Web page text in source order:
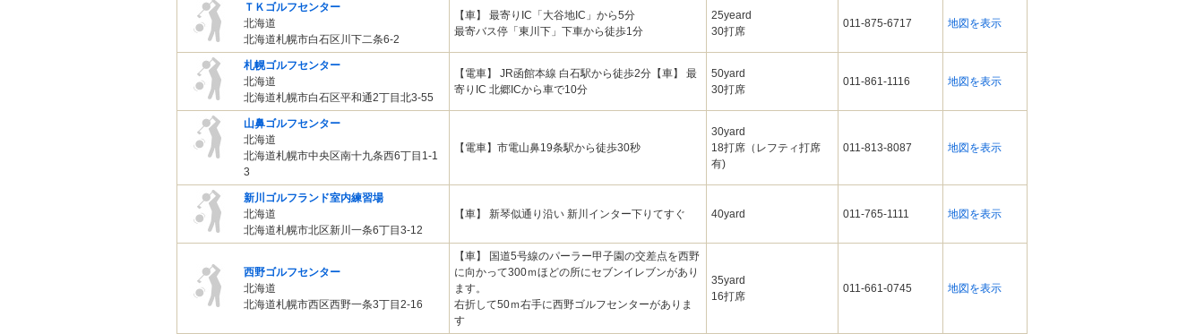
ＴＫゴルフセンター
北海道
北海道札幌市白石区川下二条6-2
【車】 最寄りIC「大谷地IC」から5分
最寄バス停「東川下」下車から徒歩1分
25yeard
30打席
011-875-6717 地図を表示
札幌ゴルフセンター
北海道
北海道札幌市白石区平和通2丁目北3-55
【電車】 JR函館本線 白石駅から徒歩2分【車】 最
寄りIC 北郷ICから車で10分
50yard
30打席
011-861-1116 地図を表示
山鼻ゴルフセンター
北海道
北海道札幌市中央区南十九条西6丁目1-1
3
【電車】市電山鼻19条駅から徒歩30秒
30yard
18打席（レフティ打席
有)
011-813-8087 地図を表示
新川ゴルフランド室内練習場
北海道
北海道札幌市北区新川一条6丁目3-12
【車】 新琴似通り沿い 新川インター下りてすぐ 40yard 011-765-1111 地図を表示
西野ゴルフセンター
北海道
北海道札幌市西区西野一条3丁目2-16
【車】 国道5号線のパーラー甲子園の交差点を西野
に向かって300ｍほどの所にセブンイレブンがあり
ます。
右折して50ｍ右手に西野ゴルフセンターがありま
す
35yard
16打席
011-661-0745 地図を表示